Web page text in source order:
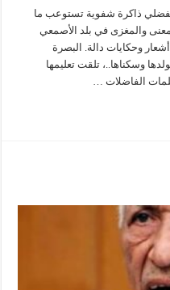
ذاكرة شفوية تستوعب ما
والمغزى في بلد الأصمعي
وحكايات دالة. البصرة
وسكناها..، تلقت تعليمها
الفاضلات …